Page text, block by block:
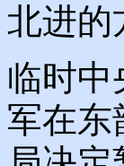
北进的
临时中
军在东